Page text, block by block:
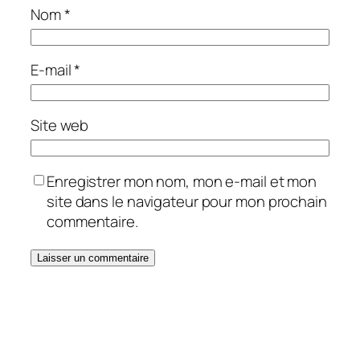
Nom*
E-mail*
Site web
Enregistrer mon nom, mon e-mail et mon
site dans le navigateur pour mon prochain
commentaire.